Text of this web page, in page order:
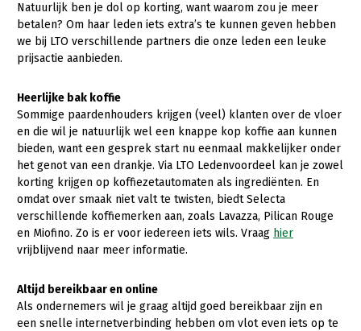
Gezonde dieren
Natuur, klimaat en energie
Platteland en omgeving
Mens, ondernemerschap en onderwijs
Internationaal
Sectoren
Dier
Geitenhouderij
Kalverhouderij
Plant
Akkerbouw
Biologische Landbouw
Multifunctionele landbouw
Multifunctioneel
Onderwerpen
Natuurlijk ben je dol op korting, want waarom zou je meer
betalen? Om haar leden iets extra’s te kunnen geven hebben
we bij LTO verschillende partners die onze leden een leuke
prijsactie aanbieden.
Heerlijke bak koffie
Sommige paardenhouders krijgen (veel) klanten over de vloer
en die wil je natuurlijk wel een knappe kop koffie aan kunnen
bieden, want een gesprek start nu eenmaal makkelijker onder
het genot van een drankje. Via LTO Ledenvoordeel kan je zowel
korting krijgen op koffiezetautomaten als ingrediënten. En
omdat over smaak niet valt te twisten, biedt Selecta
verschillende koffiemerken aan, zoals Lavazza, Pilican Rouge
en Miofino. Zo is er voor iedereen iets wils. Vraag hier
vrijblijvend naar meer informatie.
Altijd bereikbaar en online
Als ondernemers wil je graag altijd goed bereikbaar zijn en
een snelle internetverbinding hebben om vlot even iets op te